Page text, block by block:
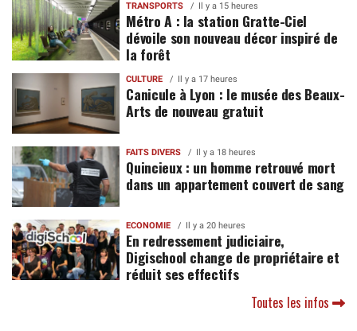
TRANSPORTS Il y a 15 heures
Métro A : la station Gratte-Ciel
dévoile son nouveau décor inspiré de
la forêt
CULTURE Il y a 17 heures
Canicule à Lyon : le musée des Beaux-
Arts de nouveau gratuit
FAITS DIVERS Il y a 18 heures
Quincieux : un homme retrouvé mort
dans un appartement couvert de sang
ECONOMIE Il y a 20 heures
En redressement judiciaire,
Digischool change de propriétaire et
réduit ses effectifs
Toutes les infos